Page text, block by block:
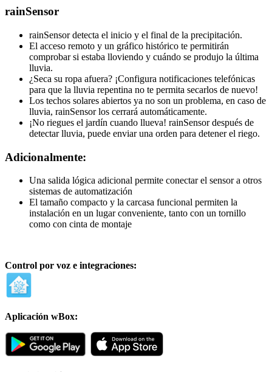
rainSensor
rainSensor detecta el inicio y el final de la precipitación.
El acceso remoto y un gráfico histórico te permitirán
comprobar si estaba lloviendo y cuándo se produjo la última
lluvia.
¿Seca su ropa afuera? ¡Configura notificaciones telefónicas
para que la lluvia repentina no te permita secarlos de nuevo!
Los techos solares abiertos ya no son un problema, en caso de
lluvia, rainSensor los cerrará automáticamente.
¡No riegues el jardín cuando llueva! rainSensor después de
detectar lluvia, puede enviar una orden para detener el riego.
Adicionalmente:
Una salida lógica adicional permite conectar el sensor a otros
sistemas de automatización
El tamaño compacto y la carcasa funcional permiten la
instalación en un lugar conveniente, tanto con un tornillo
como con cinta de montaje
Control por voz e integraciones:
Aplicación wBox: